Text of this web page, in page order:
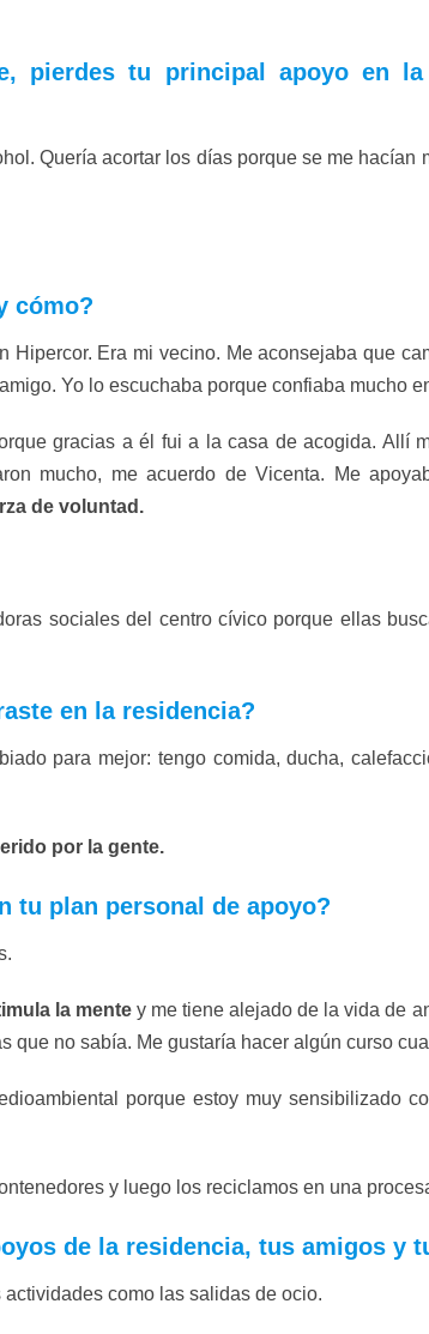
pierdes tu principal apoyo en
Quería acortar los días porque se me hacían
cómo?
Hipercor. Era mi vecino. Me aconsejaba que
Yo lo escuchaba porque confiaba mucho
gracias a él fui a la casa de acogida. Allí
mucho, me acuerdo de Vicenta. Me
de voluntad.
sociales del centro cívico porque ellas
en la residencia?
para mejor: tengo comida, ducha,
por la gente.
tu plan personal de apoyo?
la mentey me tiene alejado de la vida de
que no sabía. Me gustaría hacer algún curso
porque estoy muy sensibilizado
y luego los reciclamos en una
de la residencia, tus amigos y
como las salidas de ocio.